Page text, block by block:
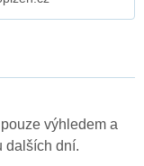
výhledem a
dalších dní.